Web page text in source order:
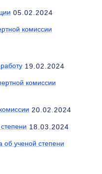
05.02.2024
комиссии
19.02.2024
комиссии
20.02.2024
18.03.2024
об ученой степени